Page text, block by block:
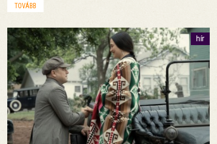
TOVÁBB
hír